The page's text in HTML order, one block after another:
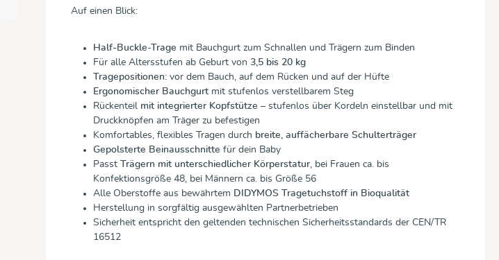
Auf einen Blick:
Half-Buckle-Trage mit Bauchgurt zum Schnallen und Trägern zum Binden
Für alle Altersstufen ab Geburt von 3,5 bis 20 kg
Tragepositionen: vor dem Bauch, auf dem Rücken und auf der Hüfte
Ergonomischer Bauchgurt mit stufenlos verstellbarem Steg
Rückenteil mit integrierter Kopfstütze – stufenlos über Kordeln einstellbar und mit
Druckknöpfen am Träger zu befestigen
Komfortables, flexibles Tragen durch breite, auffächerbare Schulterträger
Gepolsterte Beinausschnitte für dein Baby
Passt Trägern mit unterschiedlicher Körperstatur , bei Frauen ca. bis
Konfektionsgröße 48, bei Männern ca. bis Größe 56
Alle Oberstoffe aus bewährtem DIDYMOS Tragetuchstoff in Bioqualität
Herstellung in sorgfältig ausgewählten Partnerbetrieben
Sicherheit entspricht den geltenden technischen Sicherheitsstandards der CEN/TR
16512